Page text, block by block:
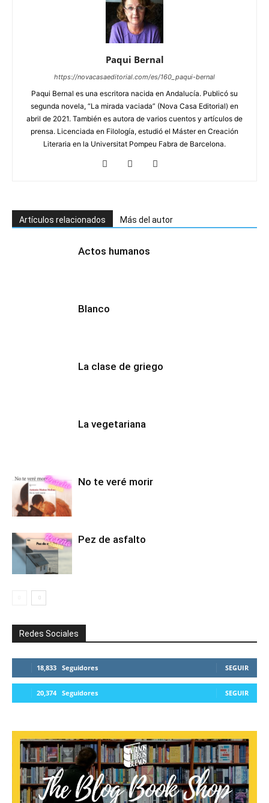
Paqui Bernal
https://novacasaeditorial.com/es/160_paqui-bernal
Paqui Bernal es una escritora nacida en Andalucía. Publicó su
segunda novela, “La mirada vaciada” (Nova Casa Editorial) en
abril de 2021. También es autora de varios cuentos y artículos de
prensa. Licenciada en Filología, estudió el Máster en Creación
Literaria en la Universitat Pompeu Fabra de Barcelona.
Artículos relacionados Más del autor
Actos humanos
Blanco
La clase de griego
La vegetariana
No te veré morir
Pez de asfalto
Redes Sociales
18,833 Seguidores SEGUIR
20,374 Seguidores SEGUIR